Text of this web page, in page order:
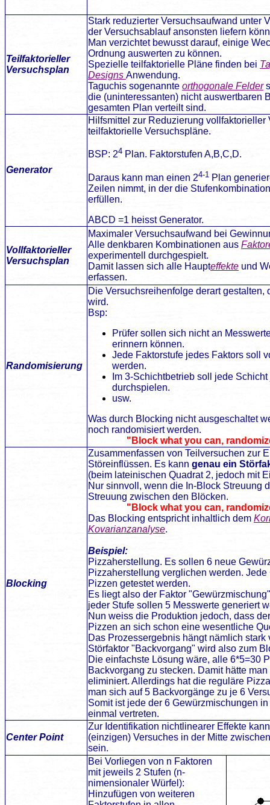
Teilfaktorieller
Versuchsplan
Stark reduzierter Versuchsaufwand unter
der Versuchsablauf ansonsten liefern
Man verzichtet bewusst darauf, einige
Ordnung auswerten zu können.
Spezielle teilfaktorielle Pläne finden bei
Designs Anwendung.
Taguchis sogenannte orthogonale Felder
die (uninteressanten) nicht auswertbaren
gesamten Plan verteilt sind.
Generator
Hilfsmittel zur Reduzierung vollfaktorieller
teilfaktorielle Versuchspläne.
BSP: 24 Plan. Faktorstufen A,B,C,D.
Daraus kann man einen 24-1 Plan
Zeilen nimmt, in der die
erfüllen.
ABCD =1 heisst Generator.
Vollfaktorieller
Versuchsplan
Maximaler Versuchsaufwand bei
Alle denkbaren Kombinationen aus
experimentell durchgespielt.
Damit lassen sich alle Haupteffekte und
erfassen.
Randomisierung
Die Versuchsreihenfolge derart gestalten,
wird.
Bsp:
Prüfer sollen sich nicht an
erinnern können.
Jede Faktorstufe jedes Faktors soll
werden.
Im 3-Schichtbetrieb soll jede
durchspielen.
usw.
Was durch Blocking nicht ausgeschaltet
noch randomisiert werden.
"Block what you can,
Blocking
Zusammenfassen von Teilversuchen zur
Störeinflüssen. Es kann genau ein
(beim lateinischen Quadrat 2, jedoch mit
Nur sinnvoll, wenn die In-Block Streuung
Streuung zwischen den Blöcken.
"Block what you can,
Das Blocking entspricht inhaltlich dem
Kovarianzanalyse.
Beispiel:
Pizzaherstellung. Es sollen 6 neue
Pizzaherstellung verglichen werden.
Pizzen getestet werden.
Es liegt also der Faktor
jeder Stufe sollen 5 Messwerte generiert
Nun weiss die Produktion jedoch, dass
Pizzen an sich schon eine wesentliche
Das Prozessergebnis hängt nämlich
Störfaktor "Backvorgang" wird also zum
Die einfachste Lösung wäre, alle 6*5=30
Backvorgang zu stecken. Damit hätte
eliminiert. Allerdings hat die reguläre
man sich auf 5 Backvorgänge zu je 6
Somit ist jede der 6 Gewürzmischungen
einmal vertreten.
Center Point
Zur Identifikation nichtlinearer Effekte
(einzigen) Versuches in der Mitte
sein.
Bei Vorliegen von n Faktoren
mit jeweils 2 Stufen (n-
nimensionaler Würfel):
Hinzufügen von weiteren